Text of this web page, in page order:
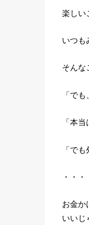
楽しい
いつも
そんな
「で
「本
「で
・・・
お金か
いいじ